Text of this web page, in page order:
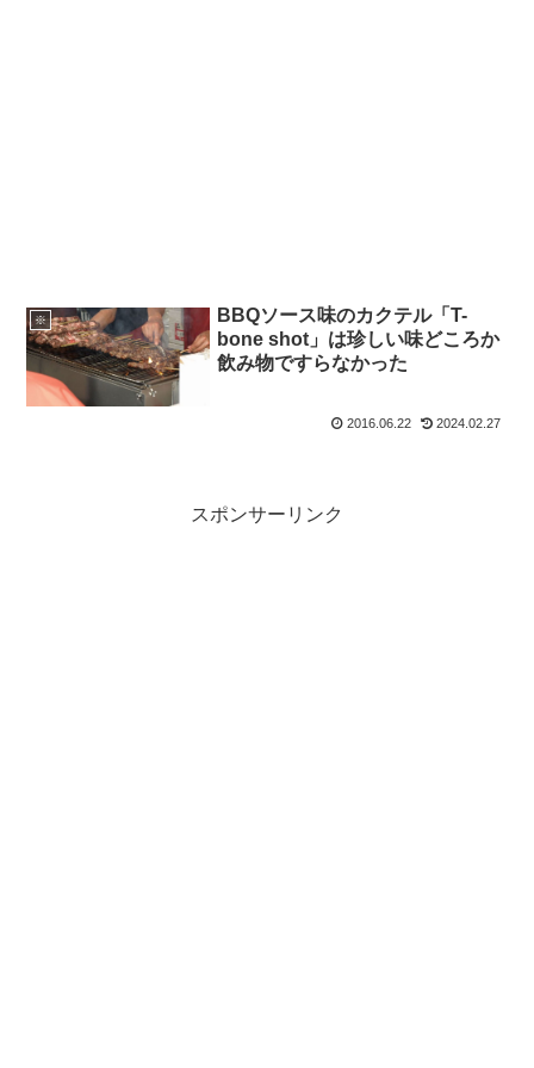
※
BBQソース味のカクテル「T-
bone shot」は珍しい味どころか
飲み物ですらなかった
2016.06.22 2024.02.27
スポンサーリンク